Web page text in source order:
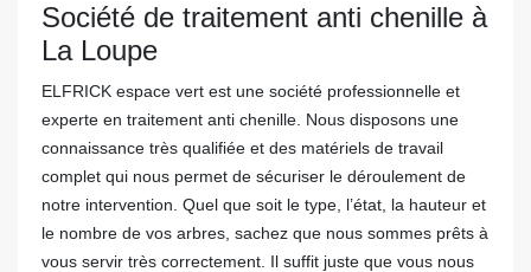
Société de traitement anti chenille à
La Loupe
ELFRICK espace vert est une société professionnelle et
experte en traitement anti chenille. Nous disposons une
connaissance très qualifiée et des matériels de travail
complet qui nous permet de sécuriser le déroulement de
notre intervention. Quel que soit le type, l’état, la hauteur et
le nombre de vos arbres, sachez que nous sommes prêts à
vous servir très correctement. Il suffit juste que vous nous